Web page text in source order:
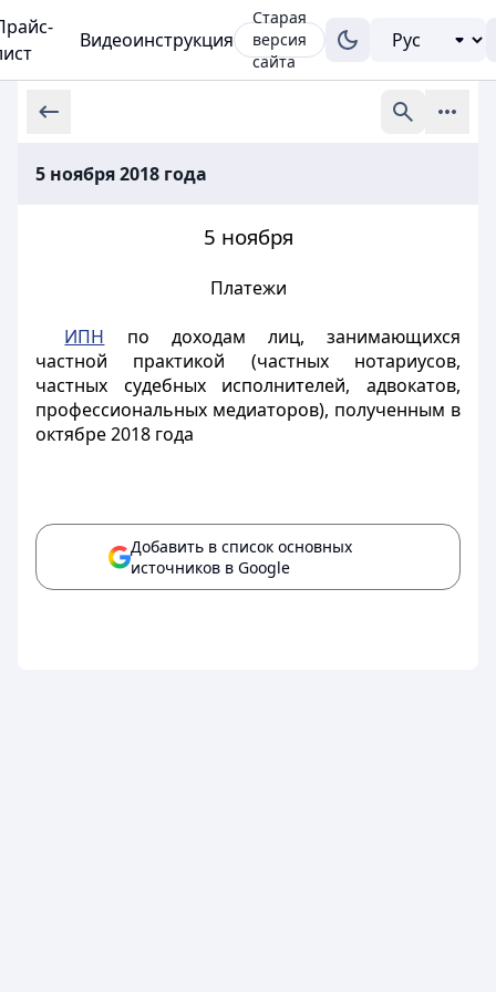
Видеоинструкция
Старая
версия
сайта
5 ноября 2018 года
5 ноября
Платежи
ИПН по доходам лиц, занимающихся
частной практикой (частных нотариусов,
частных судебных исполнителей, адвокатов,
профессиональных медиаторов), полученным в
октябре 2018 года
Добавить в список основных
источников в Google